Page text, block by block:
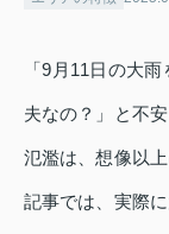
「9月11日の大
夫なの？」と不
氾濫は、想像以
記事では、実際